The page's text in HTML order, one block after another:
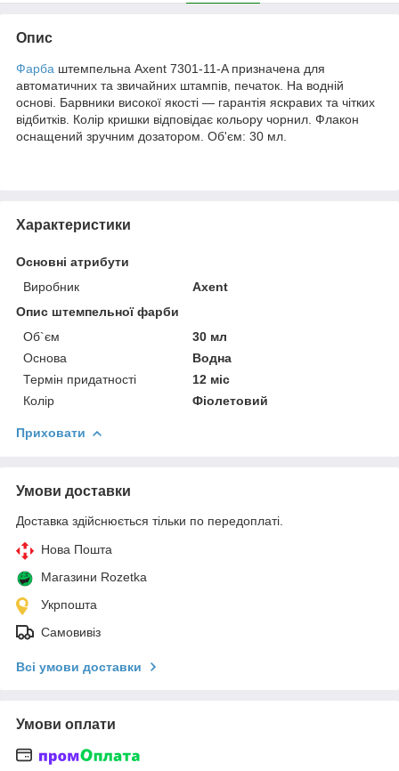
Опис
Фарба штемпельна Axent 7301-11-A призначена для
автоматичних та звичайних штампів, печаток. На водній
основі. Барвники високої якості — гарантія яскравих та чітких
відбитків. Колір кришки відповідає кольору чорнил. Флакон
оснащений зручним дозатором. Об'єм: 30 мл.
Характеристики
Основні атрибути
Виробник
Axent
Опис штемпельної фарби
Об`єм
30 мл
Основа
Водна
Термін придатності
12 міс
Колір
Фіолетовий
Приховати
Умови доставки
Доставка здійснюється тільки по передоплаті.
Нова Пошта
Магазини Rozetka
Укрпошта
Самовивіз
Всі умови доставки
Умови оплати